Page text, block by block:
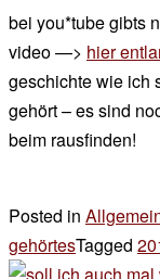
bei you*tube gibts
video —> hier
geschichte wie ich
gehört – es sind
beim rausfinden!
Posted in
gehörtesTagged